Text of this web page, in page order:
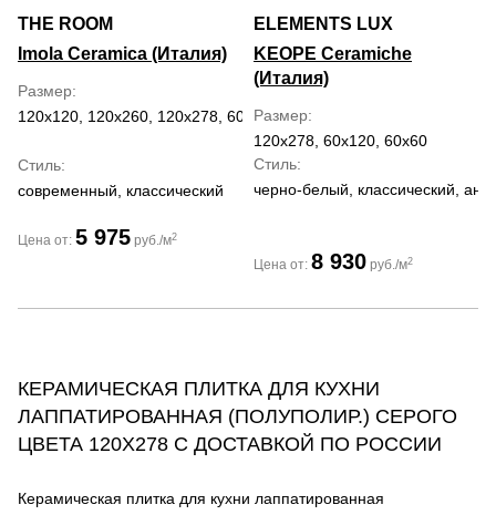
THE ROOM
Imola Ceramica (Италия)
Размер
120x120, 120x260, 120x278, 60x120, 60x60
Стиль
современный, классический
Цена от: 5 975 руб./м2
ELEMENTS LUX
KEOPE Ceramiche
(Италия)
Размер
120x278, 60x120, 60x60
Стиль
черно-белый, классический,
Цена от: 8 930 руб./м2
КЕРАМИЧЕСКАЯ ПЛИТКА ДЛЯ КУХНИ
ЛАППАТИРОВАННАЯ (ПОЛУПОЛИР.) СЕРОГО
ЦВЕТА 120Х278 С ДОСТАВКОЙ ПО РОССИИ
Керамическая плитка для кухни лаппатированная